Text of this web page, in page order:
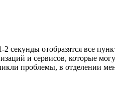
2 секунды отобразятся все
и сервисов, которые
проблемы, в отделении